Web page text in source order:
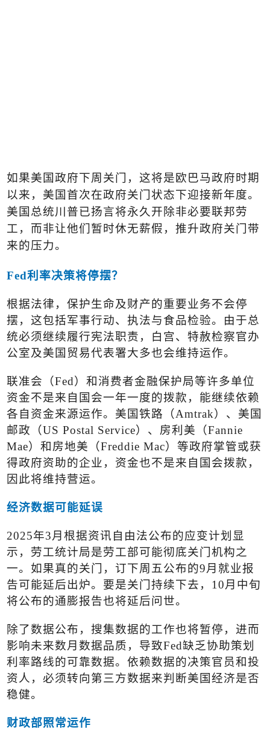
如果美国政府下周关门，这将是欧巴马政府时期
以来，美国首次在政府关门状态下迎接新年度。
美国总统川普已扬言将永久开除非必要联邦劳
工，而非让他们暂时休无薪假，推升政府关门带
来的压力。
Fed利率决策将停摆？
根据法律，保护生命及财产的重要业务不会停
摆，这包括军事行动、执法与食品检验。由于总
统必须继续履行宪法职责，白宫、特赦检察官办
公室及美国贸易代表署大多也会维持运作。
联准会（Fed）和消费者金融保护局等许多单位
资金不是来自国会一年一度的拨款，能继续依赖
各自资金来源运作。美国铁路（Amtrak）、美国
邮政（US Postal Service）、房利美（Fannie
Mae）和房地美（Freddie Mac）等政府掌管或获
得政府资助的企业，资金也不是来自国会拨款，
因此将维持营运。
经济数据可能延误
2025年3月根据资讯自由法公布的应变计划显
示，劳工统计局是劳工部可能彻底关门机构之
一。如果真的关门，订下周五公布的9月就业报
告可能延后出炉。要是关门持续下去， 10月中旬
将公布的通膨报告也将延后问世。
除了数据公布，搜集数据的工作也将暂停，进而
影响未来数月数据品质，导致Fed缺乏协助策划
利率路线的可靠数据。依赖数据的决策官员和投
资人，必须转向第三方数据来判断美国经济是否
稳健。
财政部照常运作